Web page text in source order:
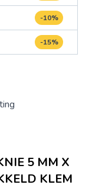
-10%
-15%
5 MM X
KLEM